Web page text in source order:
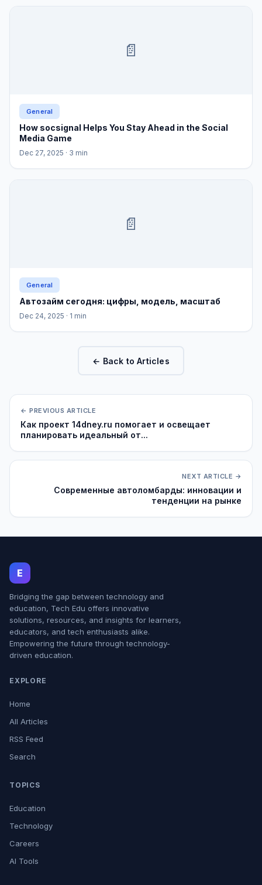
📄
General
How socsignal Helps You Stay Ahead in the Social
Media Game
Dec 27, 2025 · 3 min
📄
General
Автозайм сегодня: цифры, модель, масштаб
Dec 24, 2025 · 1 min
← Back to Articles
← PREVIOUS ARTICLE
Как проект 14dney.ru помогает и освещает
планировать идеальный от...
NEXT ARTICLE →
Современные автоломбарды: инновации и
тенденции на рынке
E
Bridging the gap between technology and
education, Tech Edu offers innovative
solutions, resources, and insights for learners,
educators, and tech enthusiasts alike.
Empowering the future through technology-
driven education.
EXPLORE
Home
All Articles
RSS Feed
Search
TOPICS
Education
Technology
Careers
AI Tools